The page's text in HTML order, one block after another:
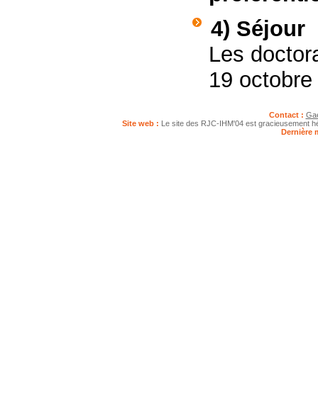
4) Séjour
Les
19
Contact :
Site web : Le site des RJC-IHM'04 est gracieusement
Dernière